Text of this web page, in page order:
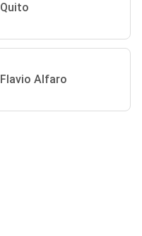
Quito
Flavio Alfaro